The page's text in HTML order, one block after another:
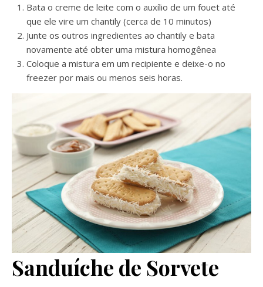
Bata o creme de leite com o auxílio de um fouet até
que ele vire um chantily (cerca de 10 minutos)
Junte os outros ingredientes ao chantily e bata
novamente até obter uma mistura homogênea
Coloque a mistura em um recipiente e deixe-o no
freezer por mais ou menos seis horas.
Sanduíche de Sorvete